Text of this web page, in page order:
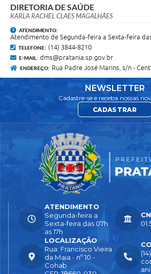
DIRETORIA DE SAÚDE
KARLA RACHEL CLAES MAGALHÃES
ATENDIMENTO:
Atendimento de Segunda-feira a Sexta-feira
TELEFONE: (14) 3844-8210
E-MAIL: dms@pratania.sp.gov.br
ENDEREÇO: Rua Padre José Marins, s/n -
NEWSLETTER
Cadastre-se e receba nossas
CADASTRAR
LOCALIZAÇÃO
Rua: Francisco Vieira
da Maia - nº 10 -
Cohab
ATENDIMENTO
Segunda-feira a
Sexta-feira das 07h
as 17h